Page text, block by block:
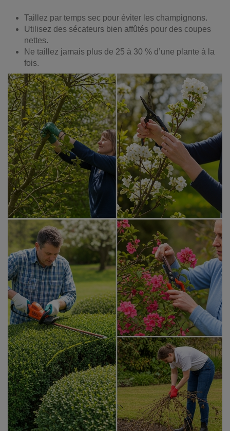
Taillez par temps sec pour éviter les champignons.
Utilisez des sécateurs bien affûtés pour des coupes
nettes.
Ne taillez jamais plus de 25 à 30 % d’une plante à la
fois.